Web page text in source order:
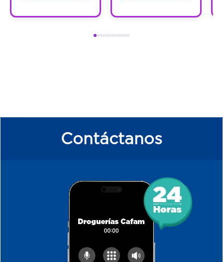
Contáctanos